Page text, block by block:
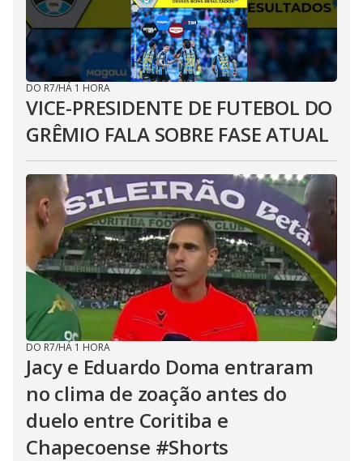
DO R7/HÁ 1 HORA
VICE-PRESIDENTE DE FUTEBOL DO
GRÊMIO FALA SOBRE FASE ATUAL
DO R7/HÁ 1 HORA
Jacy e Eduardo Doma entraram
no clima de zoação antes do
duelo entre Coritiba e
Chapecoense #Shorts